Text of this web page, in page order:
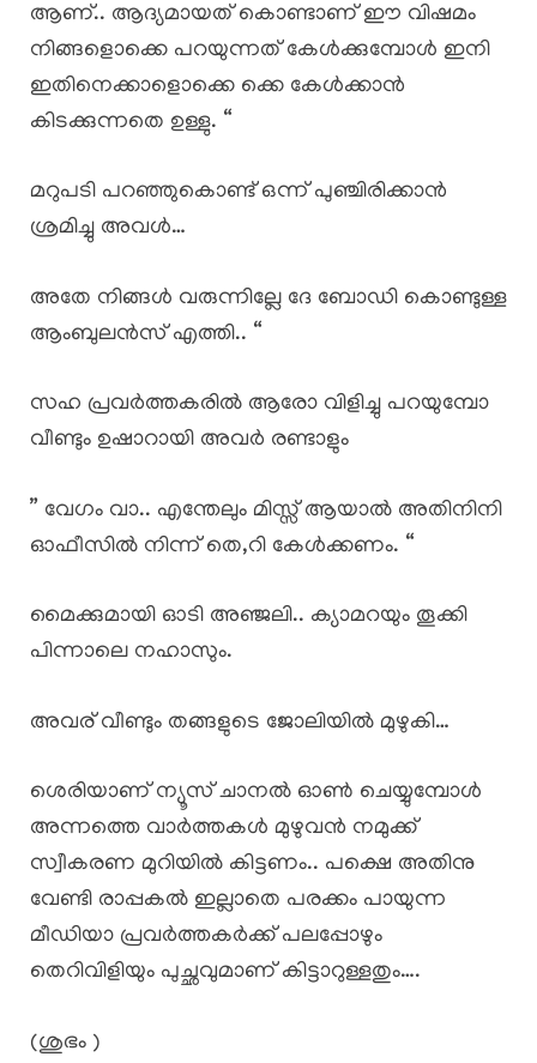
ആണ്.. ആദ്യമായത് കൊണ്ടാണ് ഈ വിഷമം
നിങ്ങളൊക്കെ പറയുന്നത് കേൾക്കുമ്പോൾ ഇനി
ഇതിനെക്കാളൊക്കെ ക്കെ കേൾക്കാൻ
കിടക്കുന്നതെ ഉള്ളു. “
മറുപടി പറഞ്ഞുകൊണ്ട് ഒന്ന് പുഞ്ചിരിക്കാൻ
ശ്രമിച്ചു അവൾ…
അതേ നിങ്ങൾ വരുന്നില്ലേ ദേ ബോഡി കൊണ്ടുള്ള
ആംബുലൻസ് എത്തി.. “
സഹ പ്രവർത്തകരിൽ ആരോ വിളിച്ചു പറയുമ്പോ
വീണ്ടും ഉഷാറായി അവർ രണ്ടാളും
” വേഗം വാ.. എന്തേലും മിസ്സ്‌ ആയാൽ അതിനിനി
ഓഫീസിൽ നിന്ന് തെ,റി കേൾക്കണം. “
മൈക്കുമായി ഓടി അഞ്ജലി.. ക്യാമറയും തൂക്കി
പിന്നാലെ നഹാസും.
അവര് വീണ്ടും തങ്ങളുടെ ജോലിയിൽ മുഴുകി…
ശെരിയാണ് ന്യൂസ്‌ ചാനൽ ഓൺ ചെയ്യുമ്പോൾ
അന്നത്തെ വാർത്തകൾ മുഴുവൻ നമുക്ക്
സ്വീകരണ മുറിയിൽ കിട്ടണം.. പക്ഷെ അതിനു
വേണ്ടി രാപ്പകൽ ഇല്ലാതെ പരക്കം പായുന്ന
മീഡിയാ പ്രവർത്തകർക്ക് പലപ്പോഴും
തെറിവിളിയും പുച്ഛവുമാണ് കിട്ടാറുള്ളതും….
(ശുഭം )